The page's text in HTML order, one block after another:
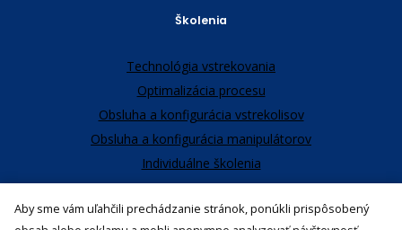
Školenia
Technológia vstrekovania
Optimalizácia procesu
Obsluha a konfigurácia vstrekolisov
Obsluha a konfigurácia manipulátorov
Individuálne školenia
Aby sme vám uľahčili prechádzanie stránok, ponúkli prispôsobený